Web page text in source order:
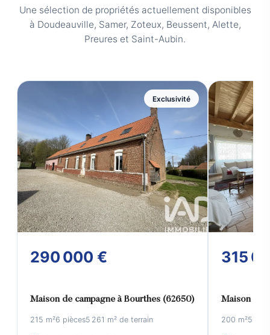
Une sélection de propriétés actuellement disponibles
à Doudeauville, Samer, Zoteux, Beussent, Alette,
Preures et Saint-Aubin.
Exclusivité
290 000 €
Maison de campagne à Bourthes (62650)
215 m²6 pièces5 261 m² de terrain
315
Maison à
200 m²5